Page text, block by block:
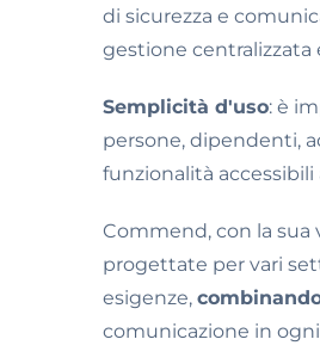
di sicurezza e
gestione centralizzata
Semplicità d'uso: è
persone, dipendenti,
funzionalità
Commend, con la
progettate per vari
esigenze,
comunicazione in